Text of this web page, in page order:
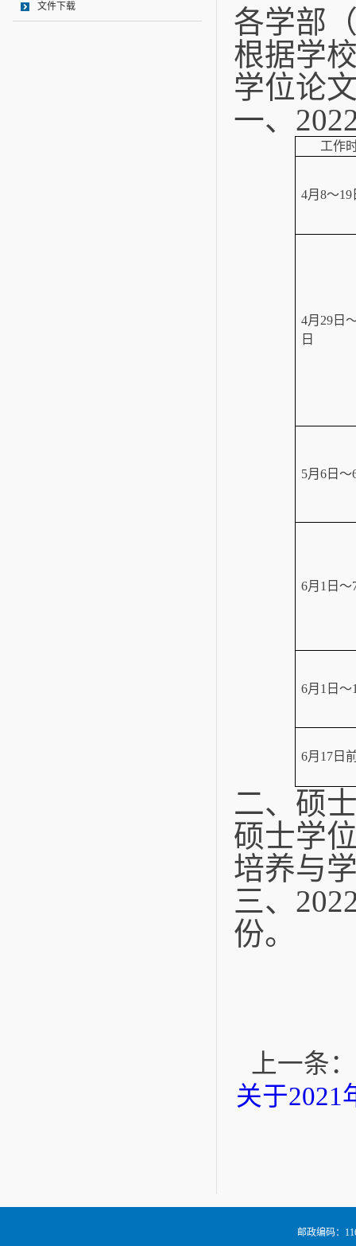
文件下载
各学部
根据学
学位论
一、
工作
4月 8～19
4月 29日
日
5月 6日～
6月 1 日～
6月 1 日～
6月 17日
二、硕
硕士学
培养与
三、
份。
上一条：
关于2021
邮政编码：